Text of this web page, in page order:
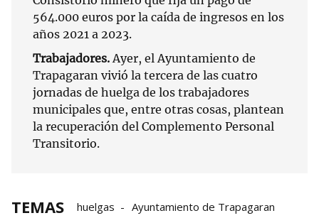
564.000 euros por la caída de ingresos en los
años 2021 a 2023.
Trabajadores. Ayer, el Ayuntamiento de
Trapagaran vivió la tercera de las cuatro
jornadas de huelga de los trabajadores
municipales que, entre otras cosas, plantean
la recuperación del Complemento Personal
Transitorio.
TEMAS huelgas Ayuntamiento de Trapagaran